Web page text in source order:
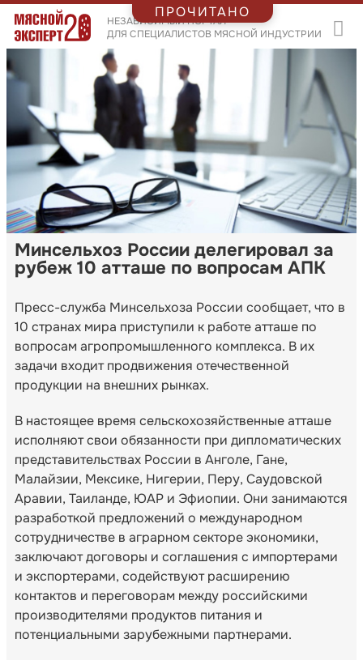
НЕЗАВИСИМЫЙ ПОРТАЛ
ДЛЯ СПЕЦИАЛИСТОВ МЯСНОЙ ИНДУСТРИИ
Минсельхоз России делегировал за
рубеж 10 атташе по вопросам АПК
Пресс-служба Минсельхоза России сообщает, что в
10 странах мира приступили к работе атташе по
вопросам агропромышленного комплекса. В их
задачи входит продвижения отечественной
продукции на внешних рынках.
В настоящее время сельскохозяйственные атташе
исполняют свои обязанности при дипломатических
представительствах России в Анголе, Гане,
Малайзии, Мексике, Нигерии, Перу, Саудовской
Аравии, Таиланде, ЮАР и Эфиопии. Они занимаются
разработкой предложений о международном
сотрудничестве в аграрном секторе экономики,
заключают договоры и соглашения с импортерами
и экспортерами, содействуют расширению
контактов и переговорам между российскими
производителями продуктов питания и
потенциальными зарубежными партнерами.
ПРОЧИТАНО